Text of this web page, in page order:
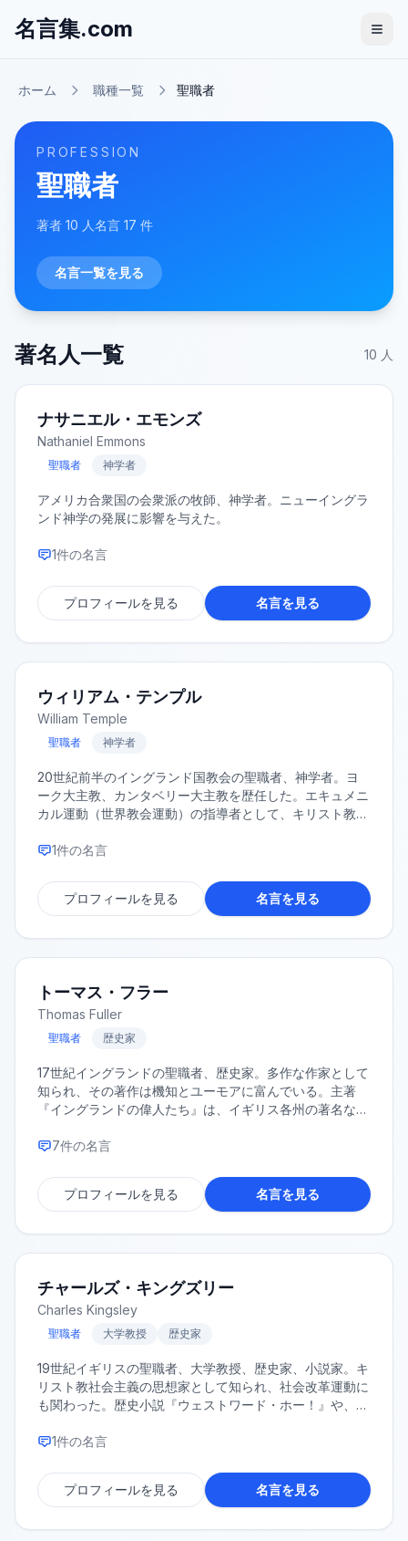
名言集.com
ホーム 職種一覧 聖職者
PROFESSION
聖職者
著者 10 人名言 17 件
名言一覧を見る
著名人一覧 10 人
ナサニエル・エモンズ
Nathaniel Emmons
聖職者 神学者
アメリカ合衆国の会衆派の牧師、神学者。ニューイングラ
ンド神学の発展に影響を与えた。
1件の名言
プロフィールを見る 名言を見る
ウィリアム・テンプル
William Temple
聖職者 神学者
20世紀前半のイングランド国教会の聖職者、神学者。ヨ
ーク大主教、カンタベリー大主教を歴任した。エキュメニ
カル運動（世界教会運動）の指導者として、キリスト教諸
1件の名言
プロフィールを見る 名言を見る
トーマス・フラー
Thomas Fuller
聖職者 歴史家
17世紀イングランドの聖職者、歴史家。多作な作家として
知られ、その著作は機知とユーモアに富んでいる。主著
『イングランドの偉人たち』は、イギリス各州の著名な人
料となっている。
7件の名言
プロフィールを見る 名言を見る
チャールズ・キングズリー
Charles Kingsley
聖職者 大学教授 歴史家
19世紀イギリスの聖職者、大学教授、歴史家、小説家。キ
リスト教社会主義の思想家として知られ、社会改革運動に
も関わった。歴史小説『ウェストワード・ホー！』や、児
1件の名言
プロフィールを見る 名言を見る